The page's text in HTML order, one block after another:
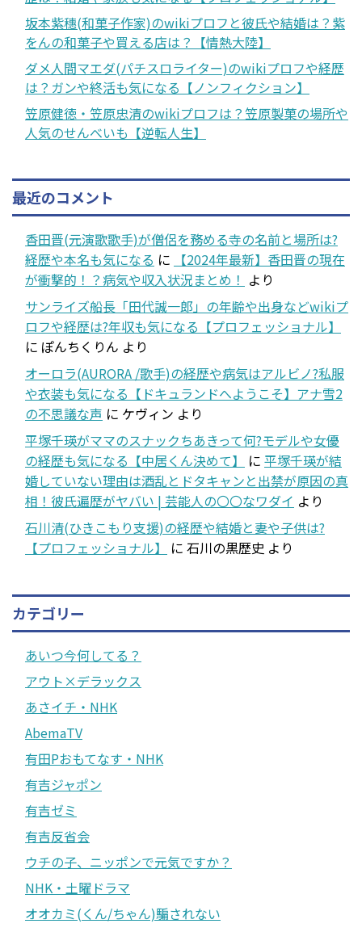
坂本紫穗(和菓子作家)のwikiプロフと彼氏や結婚は？紫
をんの和菓子や買える店は？【情熱大陸】
ダメ人間マエダ(パチスロライター)のwikiプロフや経歴
は？ガンや終活も気になる【ノンフィクション】
笠原健徳・笠原忠清のwikiプロフは？笠原製菓の場所や
人気のせんべいも【逆転人生】
最近のコメント
香田晋(元演歌歌手)が僧侶を務める寺の名前と場所は?
経歴や本名も気になる に
【2024年最新】香田晋の現在
が衝撃的！？病気や収入状況まとめ！ より
サンライズ船長「田代誠一郎」の年齢や出身などwikiプ
ロフや経歴は?年収も気になる【プロフェッショナル】
に ぽんちくりん より
オーロラ(AURORA /歌手)の経歴や病気はアルビノ?私服
や衣装も気になる【ドキュランドへようこそ】アナ雪2
の不思議な声 に ケヴィン より
平塚千瑛がママのスナックちあきって何?モデルや女優
の経歴も気になる【中居くん決めて】
に 平塚千瑛が結
婚していない理由は酒乱とドタキャンと出禁が原因の真
相！彼氏遍歴がヤバい | 芸能人の〇〇なワダイ より
石川清(ひきこもり支援)の経歴や結婚と妻や子供は?
【プロフェッショナル】
に 石川の黒歴史 より
カテゴリー
あいつ今何してる？
アウト×デラックス
あさイチ・NHK
AbemaTV
有田Pおもてなす・NHK
有吉ジャポン
有吉ゼミ
有吉反省会
ウチの子、ニッポンで元気ですか？
NHK・土曜ドラマ
オオカミ(くん/ちゃん)騙されない